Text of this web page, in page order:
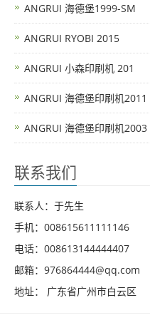
ANGRUI 海德堡1999-SM
ANGRUI RYOBI 2015
ANGRUI 小森印刷机 201
ANGRUI 海德堡印刷机2011
ANGRUI 海德堡印刷机2003
联系我们
联系人：于先生
手机：008615611111146
电话：008613144444407
邮箱：976864444@qq.com
地址： 广东省广州市白云区